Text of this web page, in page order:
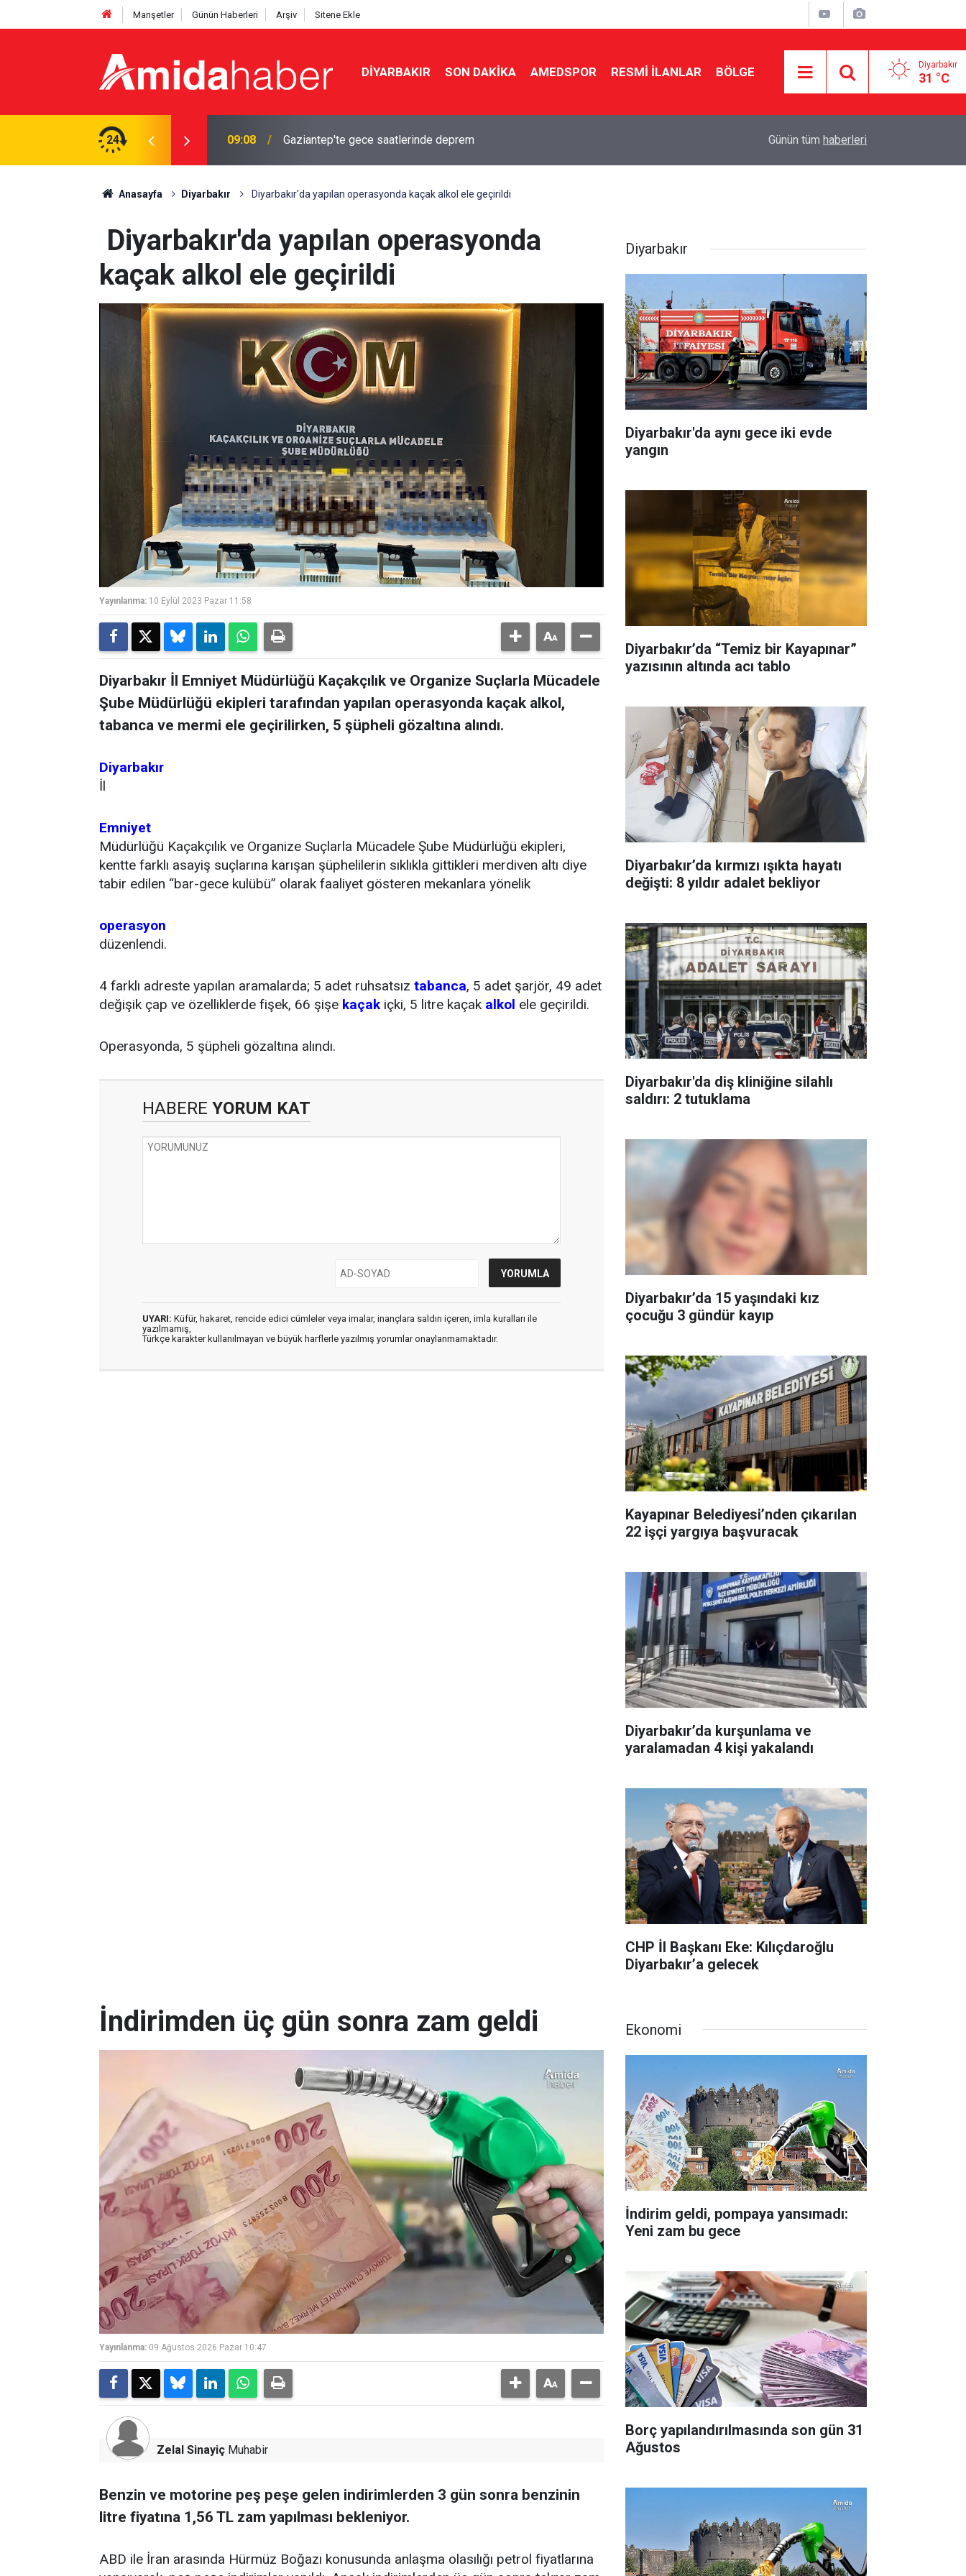
Manşetler Günün Haberleri Arşiv Sitene Ekle
DIYARBAKIR SON DAKIKA AMEDSPOR RESMI İLANLAR BÖLGE Diyarbakır
31 °C
24 02:20 Diyarbakır’da kırmızı ışıkta hayatı değişti: 8 yıldır adalet bekliyor Sanatçı Cansever hayatını kaybetti
Günün tüm haberleri
Anasayfa Diyarbakır Diyarbakır'da yapılan operasyonda kaçak alkol ele geçirildi
Diyarbakır'da yapılan operasyonda
kaçak alkol ele geçirildi
Yayınlanma: 10 Eylül 2023 Pazar 11:58
Diyarbakır İl Emniyet Müdürlüğü Kaçakçılık ve Organize Suçlarla Mücadele
Şube Müdürlüğü ekipleri tarafından yapılan operasyonda kaçak alkol,
tabanca ve mermi ele geçirilirken, 5 şüpheli gözaltına alındı.
Diyarbakır
İl
Emniyet
Müdürlüğü Kaçakçılık ve Organize Suçlarla Mücadele Şube Müdürlüğü ekipleri,
kentte farklı asayiş suçlarına karışan şüphelilerin sıklıkla gittikleri merdiven altı diye
tabir edilen “bar-gece kulübü” olarak faaliyet gösteren mekanlara yönelik
operasyon
düzenlendi.
4 farklı adreste yapılan aramalarda; 5 adet ruhsatsız tabanca, 5 adet şarjör, 49 adet
değişik çap ve özelliklerde fişek, 66 şişe kaçakiçki, 5 litre kaçak alkol ele geçirildi.
Operasyonda, 5 şüpheli gözaltına alındı.
HABERE YORUM KAT
UYARI: Küfür, hakaret, rencide edici cümleler veya imalar, inançlara saldırı içeren, imla kuralları ile
yazılmamış,
Türkçe karakter kullanılmayan ve büyük harflerle yazılmış yorumlar onaylanmamaktadır.
Diyarbakır
Diyarbakır'da aynı gece iki evde
yangın
Diyarbakır’da “Temiz bir Kayapınar”
yazısının altında acı tablo
Diyarbakır’da kırmızı ışıkta hayatı
değişti: 8 yıldır adalet bekliyor
Diyarbakır'da diş kliniğine silahlı
saldırı: 2 tutuklama
Diyarbakır’da 15 yaşındaki kız
çocuğu 3 gündür kayıp
Kayapınar Belediyesi’nden çıkarılan
22 işçi yargıya başvuracak
Diyarbakır’da kurşunlama ve
yaralamadan 4 kişi yakalandı
CHP İl Başkanı Eke: Kılıçdaroğlu
Diyarbakır’a gelecek
İndirimden üç gün sonra zam geldi
Yayınlanma: 09 Ağustos 2026 Pazar 10:47
Zelal Sinayiç Muhabir
Benzin ve motorine peş peşe gelen indirimlerden 3 gün sonra benzinin
litre fiyatına 1,56 TL zam yapılması bekleniyor.
ABD ile İran arasında Hürmüz Boğazı konusunda anlaşma olasılığı petrol fiyatlarına
Ekonomi
İndirim geldi, pompaya yansımadı:
Yeni zam bu gece
Borç yapılandırılmasında son gün 31
Ağustos